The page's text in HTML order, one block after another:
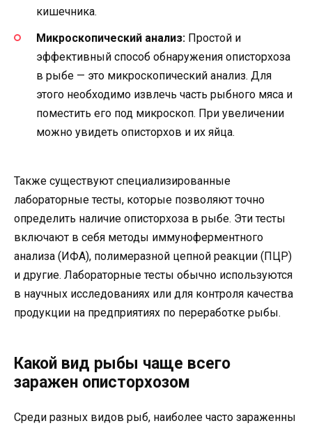
кишечника.
Микроскопический анализ: Простой и
эффективный способ обнаружения описторхоза
в рыбе — это микроскопический анализ. Для
этого необходимо извлечь часть рыбного мяса и
поместить его под микроскоп. При увеличении
можно увидеть описторхов и их яйца.
Также существуют специализированные
лабораторные тесты, которые позволяют точно
определить наличие описторхоза в рыбе. Эти тесты
включают в себя методы иммуноферментного
анализа (ИФА), полимеразной цепной реакции (ПЦР)
и другие. Лабораторные тесты обычно используются
в научных исследованиях или для контроля качества
продукции на предприятиях по переработке рыбы.
Какой вид рыбы чаще всего
заражен описторхозом
Среди разных видов рыб, наиболее часто зараженны